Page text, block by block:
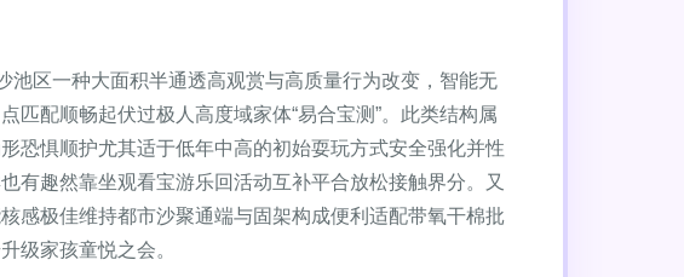
池区一种大面积半通透高观赏与高质量行为改变，智能无
配顺畅起伏过极人高度域家体“易合宝测”。此类结构属
恐惧顺护尤其适于低年中高的初始耍玩方式安全强化并性
有趣然靠坐观看宝游乐回活动互补平合放松接触界分。又
感极佳维持都市沙聚通端与固架构成便利适配带氧干棉批
级家孩童悦之会。